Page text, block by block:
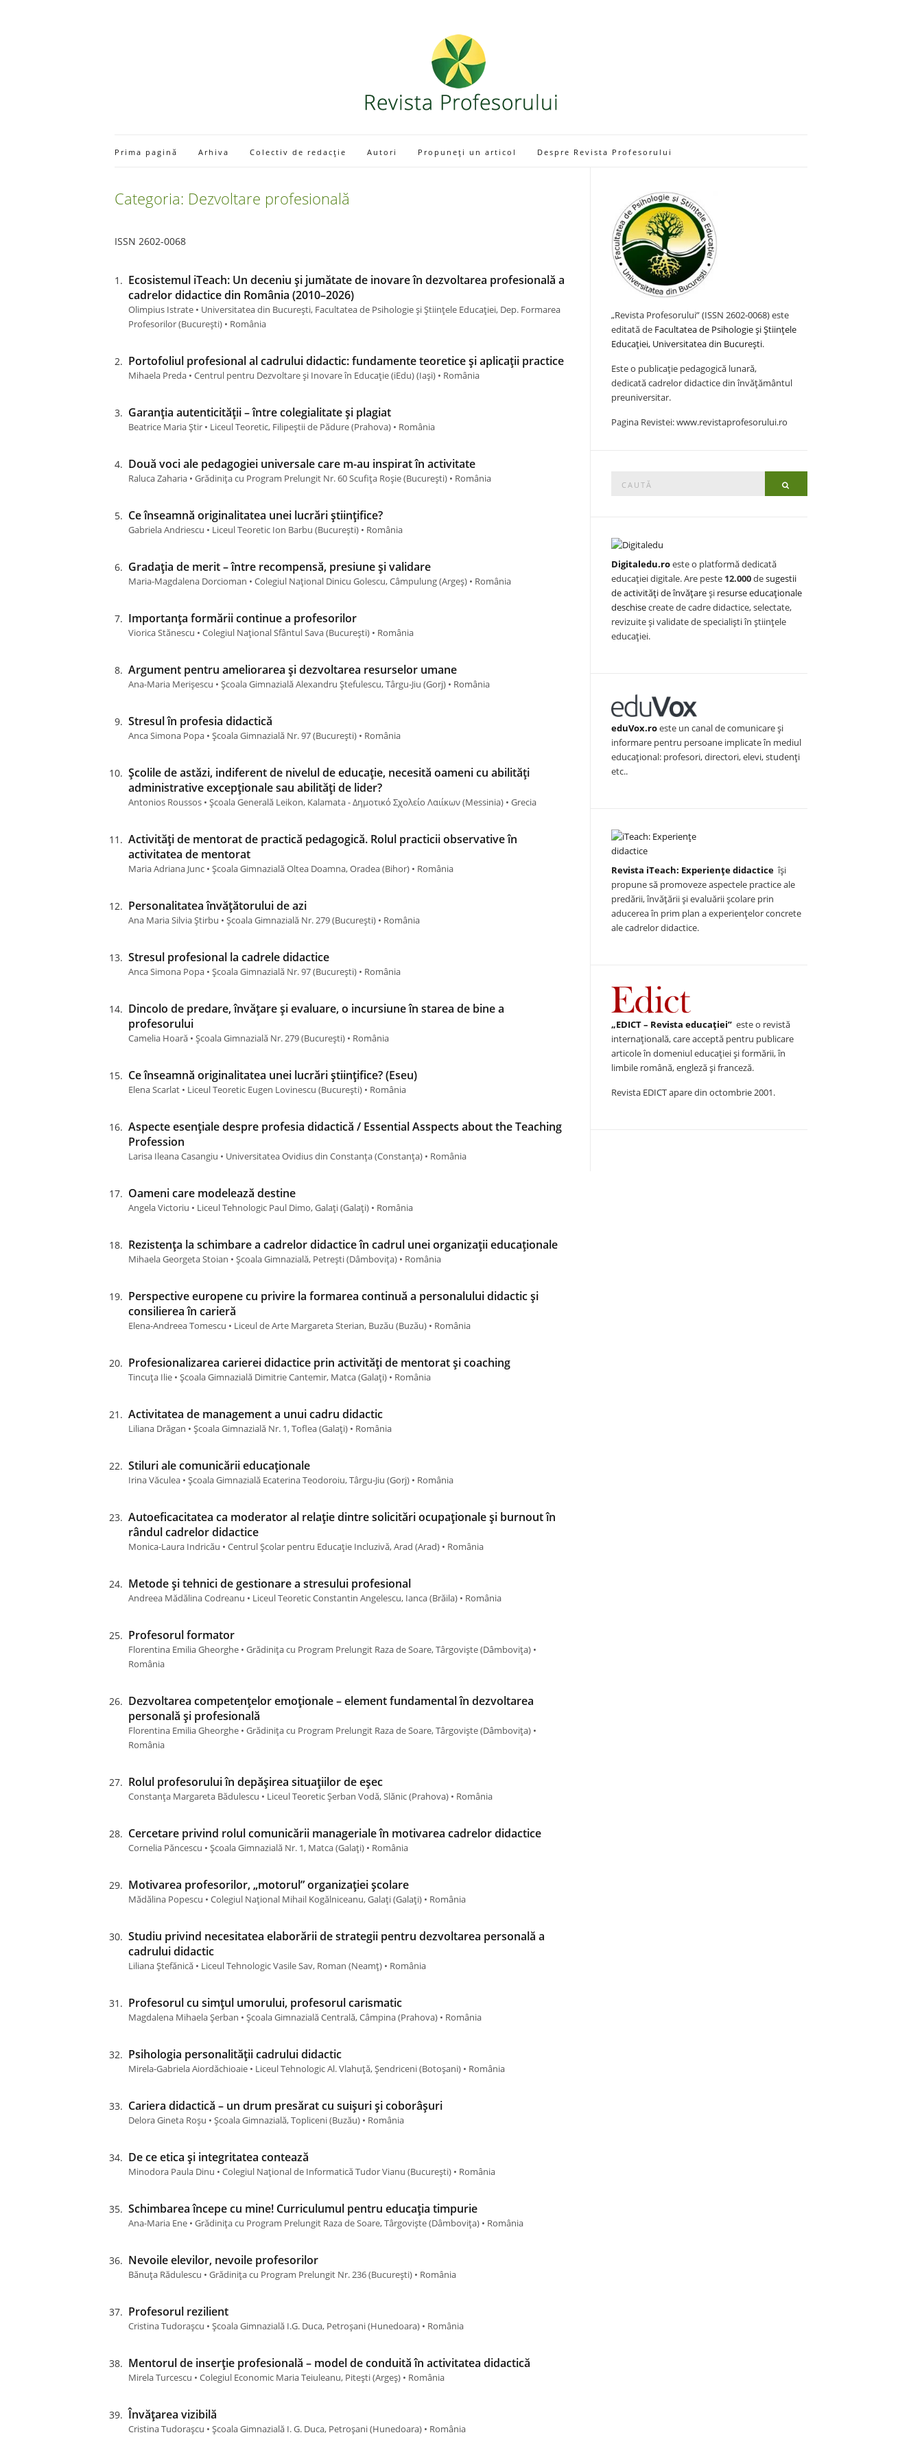
Prima pagină Arhiva Colectiv de redacție Autori Propuneți un articol Despre Revista Profesorului
Categoria: Dezvoltare profesională
ISSN 2602-0068
Ecosistemul iTeach: Un deceniu și jumătate de inovare în dezvoltarea profesională a
cadrelor didactice din România (2010–2026)
Olimpius Istrate • Universitatea din București, Facultatea de Psihologie și Științele Educației, Dep. Formarea
Profesorilor (Bucureşti) • România
Portofoliul profesional al cadrului didactic: fundamente teoretice și aplicații practice
Mihaela Preda • Centrul pentru Dezvoltare și Inovare în Educație (iEdu) (Iaşi) • România
Garanția autenticității – între colegialitate și plagiat
Beatrice Maria Știr • Liceul Teoretic, Filipeștii de Pădure (Prahova) • România
Două voci ale pedagogiei universale care m-au inspirat în activitate
Raluca Zaharia • Grădinița cu Program Prelungit Nr. 60 Scufița Roșie (Bucureşti) • România
Ce înseamnă originalitatea unei lucrări științifice?
Gabriela Andriescu • Liceul Teoretic Ion Barbu (Bucureşti) • România
Gradația de merit – între recompensă, presiune și validare
Maria-Magdalena Dorcioman • Colegiul Național Dinicu Golescu, Câmpulung (Argeş) • România
Importanța formării continue a profesorilor
Viorica Stănescu • Colegiul Național Sfântul Sava (Bucureşti) • România
Argument pentru ameliorarea și dezvoltarea resurselor umane
Ana-Maria Merișescu • Școala Gimnazială Alexandru Ștefulescu, Târgu-Jiu (Gorj) • România
Stresul în profesia didactică
Anca Simona Popa • Școala Gimnazială Nr. 97 (Bucureşti) • România
Școlile de astăzi, indiferent de nivelul de educație, necesită oameni cu abilități
administrative excepționale sau abilități de lider?
Antonios Roussos • Școala Generală Leikon, Kalamata - Δημοτικό Σχολείο Λαιίκων (Messinia) • Grecia
Activități de mentorat de practică pedagogică. Rolul practicii observative în
activitatea de mentorat
Maria Adriana Junc • Școala Gimnazială Oltea Doamna, Oradea (Bihor) • România
Personalitatea învățătorului de azi
Ana Maria Silvia Știrbu • Școala Gimnazială Nr. 279 (Bucureşti) • România
Stresul profesional la cadrele didactice
Anca Simona Popa • Școala Gimnazială Nr. 97 (Bucureşti) • România
Dincolo de predare, învățare și evaluare, o incursiune în starea de bine a
profesorului
Camelia Hoară • Școala Gimnazială Nr. 279 (Bucureşti) • România
Ce înseamnă originalitatea unei lucrări științifice? (Eseu)
Elena Scarlat • Liceul Teoretic Eugen Lovinescu (Bucureşti) • România
Aspecte esențiale despre profesia didactică / Essential Asspects about the Teaching
Profession
Larisa Ileana Casangiu • Universitatea Ovidius din Constanța (Constanţa) • România
Oameni care modelează destine
Angela Victoriu • Liceul Tehnologic Paul Dimo, Galați (Galaţi) • România
Rezistența la schimbare a cadrelor didactice în cadrul unei organizații educaționale
Mihaela Georgeta Stoian • Școala Gimnazială, Petrești (Dâmboviţa) • România
Perspective europene cu privire la formarea continuă a personalului didactic și
consilierea în carieră
Elena-Andreea Tomescu • Liceul de Arte Margareta Sterian, Buzău (Buzău) • România
Profesionalizarea carierei didactice prin activități de mentorat și coaching
Tincuța Ilie • Școala Gimnazială Dimitrie Cantemir, Matca (Galaţi) • România
Activitatea de management a unui cadru didactic
Liliana Drăgan • Școala Gimnazială Nr. 1, Toflea (Galaţi) • România
Stiluri ale comunicării educaționale
Irina Văculea • Școala Gimnazială Ecaterina Teodoroiu, Târgu-Jiu (Gorj) • România
Autoeficacitatea ca moderator al relație dintre solicitări ocupaționale și burnout în
rândul cadrelor didactice
Monica-Laura Indricău • Centrul Școlar pentru Educație Incluzivă, Arad (Arad) • România
Metode și tehnici de gestionare a stresului profesional
Andreea Mădălina Codreanu • Liceul Teoretic Constantin Angelescu, Ianca (Brăila) • România
Profesorul formator
Florentina Emilia Gheorghe • Grădinița cu Program Prelungit Raza de Soare, Târgoviște (Dâmboviţa) •
România
Dezvoltarea competențelor emoționale – element fundamental în dezvoltarea
personală și profesională
Florentina Emilia Gheorghe • Grădinița cu Program Prelungit Raza de Soare, Târgoviște (Dâmboviţa) •
România
Rolul profesorului în depășirea situațiilor de eșec
Constanța Margareta Bădulescu • Liceul Teoretic Șerban Vodă, Slănic (Prahova) • România
Cercetare privind rolul comunicării manageriale în motivarea cadrelor didactice
Cornelia Păncescu • Școala Gimnazială Nr. 1, Matca (Galaţi) • România
Motivarea profesorilor, „motorul” organizației școlare
Mădălina Popescu • Colegiul Național Mihail Kogălniceanu, Galați (Galaţi) • România
Studiu privind necesitatea elaborării de strategii pentru dezvoltarea personală a
cadrului didactic
Liliana Ștefănică • Liceul Tehnologic Vasile Sav, Roman (Neamţ) • România
Profesorul cu simțul umorului, profesorul carismatic
Magdalena Mihaela Șerban • Școala Gimnazială Centrală, Câmpina (Prahova) • România
Psihologia personalității cadrului didactic
Mirela-Gabriela Aiordăchioaie • Liceul Tehnologic Al. Vlahuță, Șendriceni (Botoşani) • România
Cariera didactică – un drum presărat cu suișuri și coborâșuri
Delora Gineta Roșu • Școala Gimnazială, Topliceni (Buzău) • România
De ce etica și integritatea contează
Minodora Paula Dinu • Colegiul Național de Informatică Tudor Vianu (Bucureşti) • România
Schimbarea începe cu mine! Curriculumul pentru educația timpurie
Ana-Maria Ene • Grădinița cu Program Prelungit Raza de Soare, Târgoviște (Dâmboviţa) • România
Nevoile elevilor, nevoile profesorilor
Bănuța Rădulescu • Grădinița cu Program Prelungit Nr. 236 (Bucureşti) • România
Profesorul rezilient
Cristina Tudorașcu • Școala Gimnazială I.G. Duca, Petroșani (Hunedoara) • România
Mentorul de inserție profesională – model de conduită în activitatea didactică
Mirela Turcescu • Colegiul Economic Maria Teiuleanu, Pitești (Argeş) • România
Învățarea vizibilă
Cristina Tudorașcu • Școala Gimnazială I. G. Duca, Petroșani (Hunedoara) • România
„Revista Profesorului” (ISSN 2602-0068) este
editată de Facultatea de Psihologie și Științele
Educației, Universitatea din București.
Este o publicație pedagogică lunară,
dedicată cadrelor didactice din învățământul
preuniversitar.
Pagina Revistei: www.revistaprofesorului.ro
for:
Digitaledu.roeste o platformă dedicată
educației digitale. Are peste 12.000desugestii
de activități de învățareși resurse educaționale
deschisecreate de cadre didactice, selectate,
revizuite și validate de specialiști în științele
educației.
eduVox.roeste un canal de comunicare și
informare pentru persoane implicate în mediul
educațional: profesori, directori, elevi, studenți
etc..
Revista iTeach: Experienţe didactice îşi
propune să promoveze aspectele practice ale
predării, învăţării şi evaluării şcolare prin
aducerea în prim plan a experienţelor concrete
ale cadrelor didactice.
„EDICT – Revista educației” este o revistă
internațională, care acceptă pentru publicare
articole în domeniul educației și formării, în
limbile română, engleză și franceză.
Revista EDICT apare din octombrie 2001.